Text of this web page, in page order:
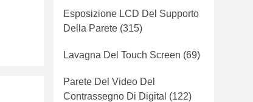
Esposizione LCD Del Supporto
Della Parete (315)
Lavagna Del Touch Screen (69)
Parete Del Video Del
Contrassegno Di Digital (122)